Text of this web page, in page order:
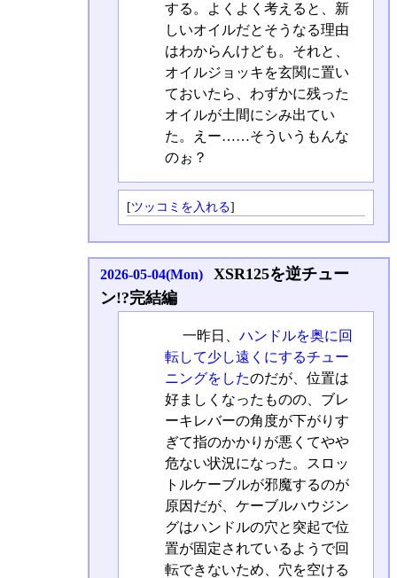
する。よくよく考えると、新
しいオイルだとそうなる理由
はわからんけども。それと、
オイルジョッキを玄関に置い
ておいたら、わずかに残った
オイルが土間にシみ出てい
た。えー……そういうもんな
のぉ？
[ツッコミを入れる]
2026-05-04(Mon)
XSR125を逆チュー
ン!?完結編
一昨日、 ハンドルを奥に回
転して少し遠くにするチュー
ニングをしたのだが、位置は
好ましくなったものの、ブレ
ーキレバーの角度が下がりす
ぎて指のかかりが悪くてやや
危ない状況になった。スロッ
トルケーブルが邪魔するのが
原因だが、ケーブルハウジン
グはハンドルの穴と突起で位
置が固定されているようで回
転できないため、穴を空ける